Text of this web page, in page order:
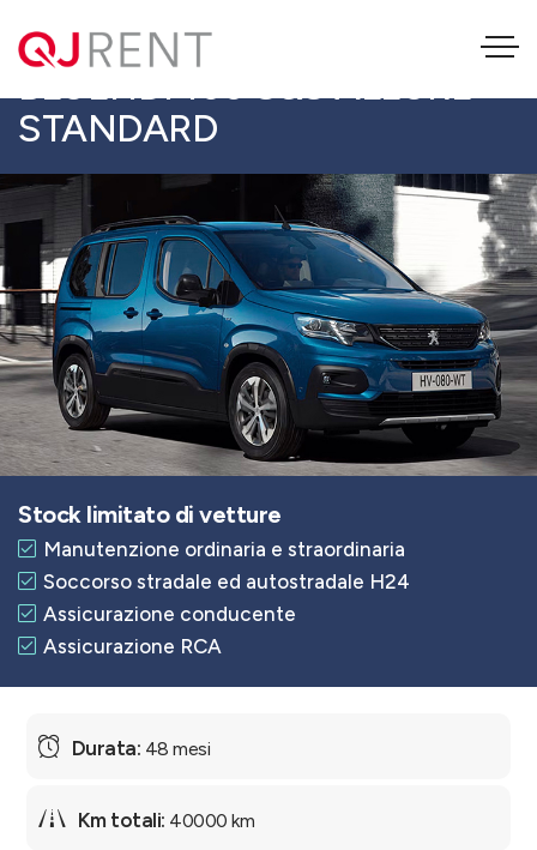
PEUGEOT RIFTER 1.5
BLUEHDI 100 S&S ALLURE
STANDARD
Stock limitato di vetture
Manutenzione ordinaria e straordinaria
Soccorso stradale ed autostradale H24
Assicurazione conducente
Assicurazione RCA
48 mesi
40000 km